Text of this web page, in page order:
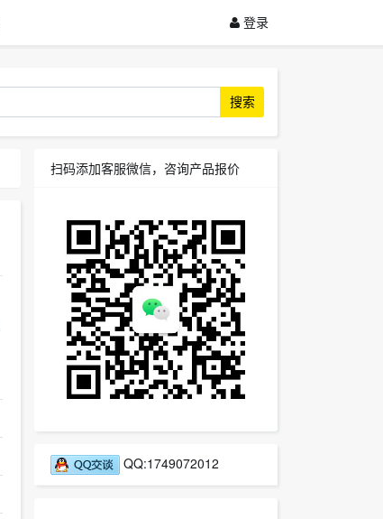
登录
搜索
扫码添加客服微信，咨询产品报价
QQ:1749072012